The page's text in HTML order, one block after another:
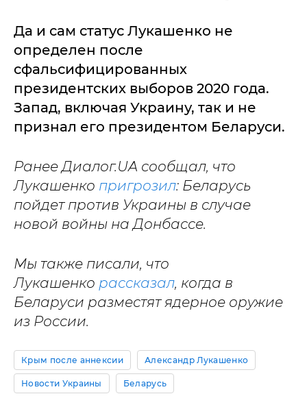
Да и сам статус Лукашенко не
определен после
сфальсифицированных
президентских выборов 2020 года.
Запад, включая Украину, так и не
признал его президентом Беларуси.
Ранее Диалог.UA сообщал, что
Лукашенко пригрозил: Беларусь
пойдет против Украины в случае
новой войны на Донбассе.
Мы также писали, что
Лукашенко рассказал, когда в
Беларуси разместят ядерное оружие
из России.
Крым после аннексии Александр Лукашенко
Новости Украины Беларусь